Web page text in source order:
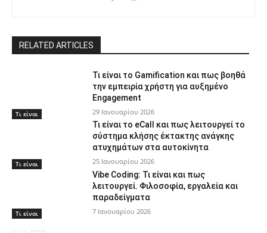
RELATED ARTICLES
Τι είναι
Τι είναι το Gamification και πως βοηθά
την εμπειρία χρήστη για αυξημένο
Engagement
29 Ιανουαρίου 2026
Τι είναι
Τι είναι το eCall και πως λειτουργεί το
σύστημα κλήσης έκτακτης ανάγκης
ατυχημάτων στα αυτοκίνητα
25 Ιανουαρίου 2026
Τι είναι
Vibe Coding: Τι είναι και πως
λειτουργεί. Φιλοσοφία, εργαλεία και
παραδείγματα
7 Ιανουαρίου 2026